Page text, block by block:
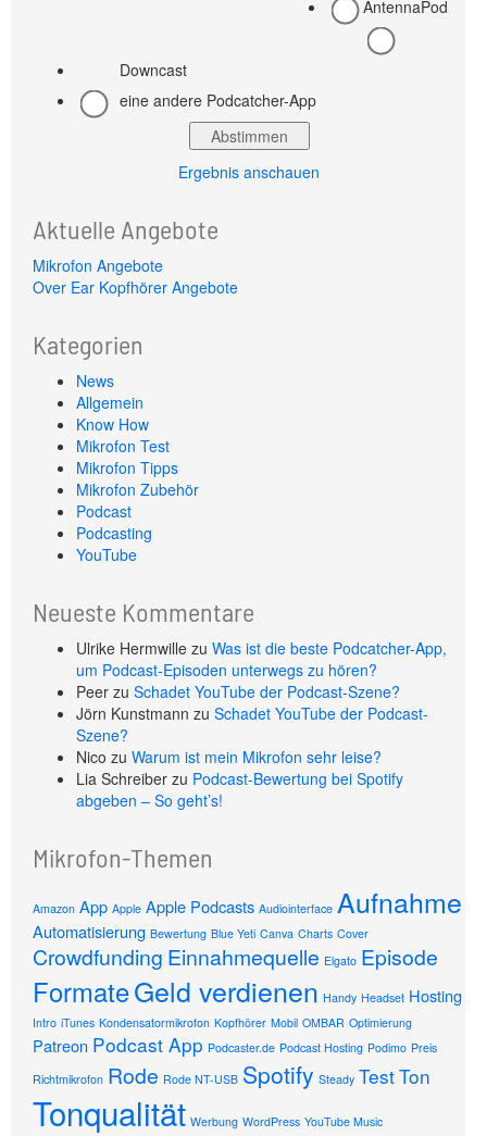
AntennaPod
Downcast
eine andere Podcatcher-App
Ergebnis anschauen
Aktuelle Angebote
Mikrofon Angebote
Over Ear Kopfhörer Angebote
Kategorien
News
Allgemein
Know How
Mikrofon Test
Mikrofon Tipps
Mikrofon Zubehör
Podcast
Podcasting
YouTube
Neueste Kommentare
Ulrike Hermwille zu Was ist die beste Podcatcher-App,
um Podcast-Episoden unterwegs zu hören?
Peer zu Schadet YouTube der Podcast-Szene?
Jörn Kunstmann zu Schadet YouTube der Podcast-
Szene?
Nico zu Warum ist mein Mikrofon sehr leise?
Lia Schreiber zu Podcast-Bewertung bei Spotify
abgeben – So geht’s!
Mikrofon-Themen
Amazon App Apple Apple Podcasts Audiointerface Aufnahme
Automatisierung Bewertung Blue Yeti Canva Charts Cover
Crowdfunding Einnahmequelle Elgato Episode
FormateGeld verdienen Handy Headset Hosting
Intro iTunes Kondensatormikrofon Kopfhörer Mobil OMBAR Optimierung
Patreon Podcast App Podcaster.de Podcast Hosting Podimo Preis
Richtmikrofon Rode Rode NT-USB Spotify Steady TestTon
Tonqualität Werbung WordPress YouTube Music